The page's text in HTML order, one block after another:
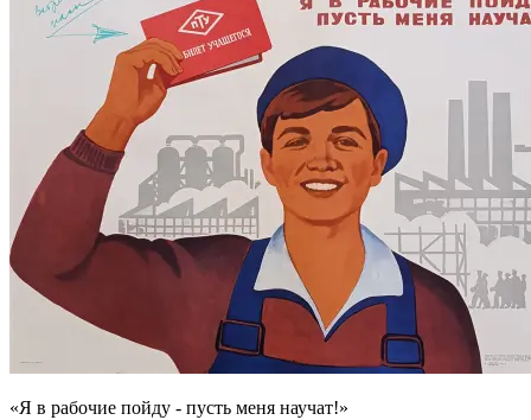
«Я в рабочие пойду - пусть меня научат!»